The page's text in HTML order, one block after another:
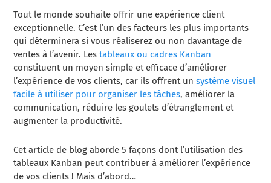
Tout le monde souhaite offrir une expérience client
exceptionnelle. C’est l’un des facteurs les plus importants
qui déterminera si vous réaliserez ou non davantage de
ventes à l’avenir. Lestableaux ou cadres Kanban
constituent un moyen simple et efficace d’améliorer
l’expérience de vos clients, car ils offrent unsystème visuel
facile à utiliser pour organiser les tâches, améliorer la
communication, réduire les goulets d’étranglement et
augmenter la productivité.
Cet article de blog aborde 5 façons dont l’utilisation des
tableaux Kanban peut contribuer à améliorer l’expérience
de vos clients ! Mais d’abord…